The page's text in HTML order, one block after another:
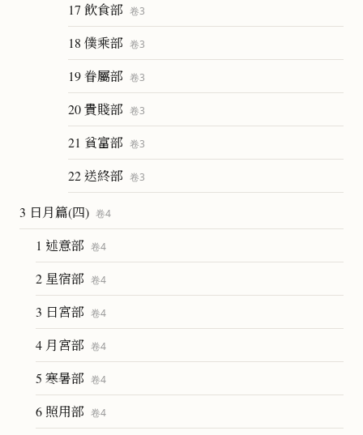
17 飲食部 卷3
18 僕乘部 卷3
19 眷屬部 卷3
20 貴賤部 卷3
21 貧富部 卷3
22 送終部 卷3
3 日月篇(四) 卷4
1 述意部 卷4
2 星宿部 卷4
3 日宮部 卷4
4 月宮部 卷4
5 寒暑部 卷4
6 照用部 卷4